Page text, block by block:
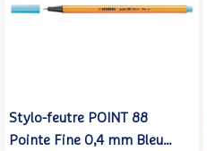
Stylo-feutre POINT 88
Pointe Fine 0,4 mm Bleu